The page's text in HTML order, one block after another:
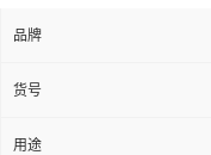
品牌
货号
用途